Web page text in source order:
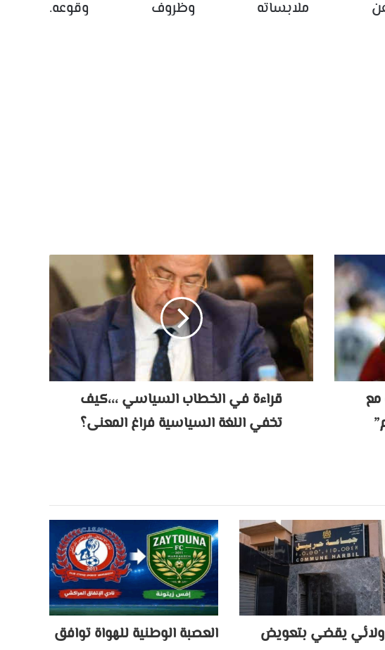
ملابساته وظروف وقوعه.
مع
قراءة في الخطاب السياسي ،،،كيف
تخفي اللغة السياسية فراغ المعنى؟
ولائي يقضي بتعويض
العصبة الوطنية للهواة توافق